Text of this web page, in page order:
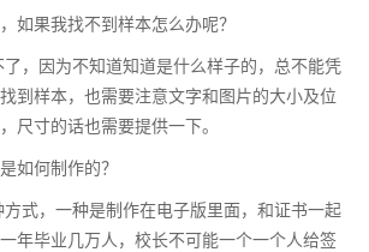
如果我找不到样本怎么办呢？
，因为不知道知道是什么样子的，总不能凭
到样本，也需要注意文字和图片的大小及位
尺寸的话也需要提供一下。
如何制作的？
式，一种是制作在电子版里面，和证书一起
年毕业几万人，校长不可能一个一个人给签